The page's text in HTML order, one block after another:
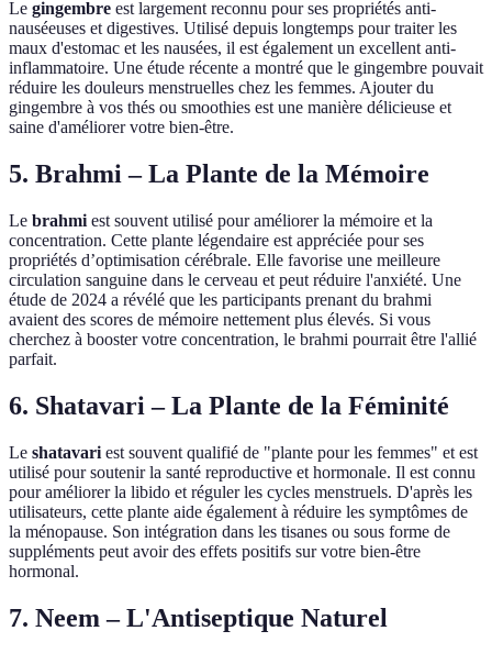
Le gingembre est largement reconnu pour ses propriétés anti-
nauséeuses et digestives. Utilisé depuis longtemps pour traiter les
maux d'estomac et les nausées, il est également un excellent anti-
inflammatoire. Une étude récente a montré que le gingembre pouvait
réduire les douleurs menstruelles chez les femmes. Ajouter du
gingembre à vos thés ou smoothies est une manière délicieuse et
saine d'améliorer votre bien-être.
5. Brahmi – La Plante de la Mémoire
Le brahmi est souvent utilisé pour améliorer la mémoire et la
concentration. Cette plante légendaire est appréciée pour ses
propriétés d’optimisation cérébrale. Elle favorise une meilleure
circulation sanguine dans le cerveau et peut réduire l'anxiété. Une
étude de 2024 a révélé que les participants prenant du brahmi
avaient des scores de mémoire nettement plus élevés. Si vous
cherchez à booster votre concentration, le brahmi pourrait être l'allié
parfait.
6. Shatavari – La Plante de la Féminité
Le shatavari est souvent qualifié de "plante pour les femmes" et est
utilisé pour soutenir la santé reproductive et hormonale. Il est connu
pour améliorer la libido et réguler les cycles menstruels. D'après les
utilisateurs, cette plante aide également à réduire les symptômes de
la ménopause. Son intégration dans les tisanes ou sous forme de
suppléments peut avoir des effets positifs sur votre bien-être
hormonal.
7. Neem – L'Antiseptique Naturel